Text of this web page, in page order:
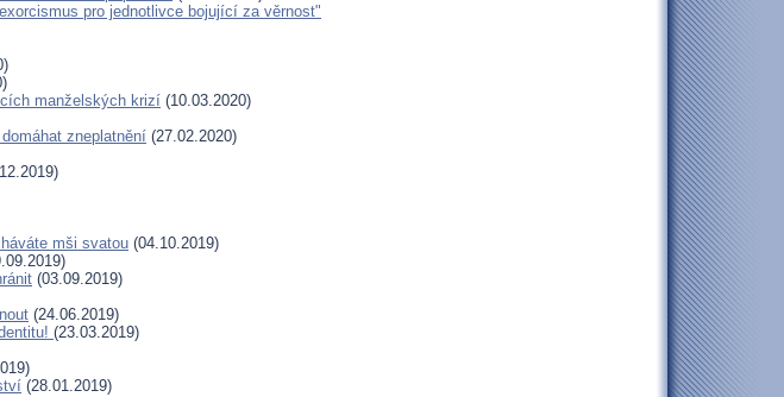
pro jednotlivce bojující za věrnost"
manželských krizí (10.03.2020)
zneplatnění (27.02.2020)
mši svatou (04.10.2019)
(03.09.2019)
(24.06.2019)
(23.03.2019)
(28.01.2019)